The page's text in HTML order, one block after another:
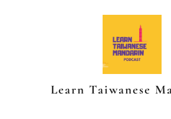
Learn Taiwanese